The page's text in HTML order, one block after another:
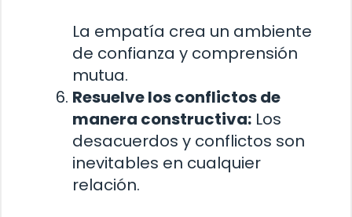
La empatía crea un ambiente
de confianza y comprensión
mutua.
Resuelve los conflictos de
manera constructiva: Los
desacuerdos y conflictos son
inevitables en cualquier
relación.